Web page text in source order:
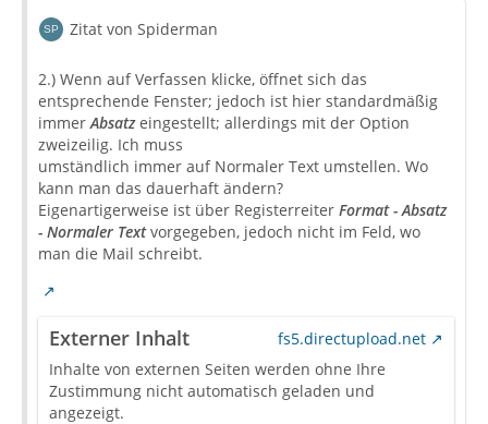
Zitat von Spiderman
2.) Wenn auf Verfassen klicke, öffnet sich das
entsprechende Fenster; jedoch ist hier standardmäßig
immerAbsatzeingestellt; allerdings mit der Option
zweizeilig. Ich muss
umständlich immer auf Normaler Text umstellen. Wo
kann man das dauerhaft ändern?
Eigenartigerweise ist über Registerreiter Format - Absatz
- Normaler Textvorgegeben, jedoch nicht im Feld, wo
man die Mail schreibt.
Externer Inhalt
fs5.directupload.net
Inhalte von externen Seiten werden ohne Ihre
Zustimmung nicht automatisch geladen und
angezeigt.